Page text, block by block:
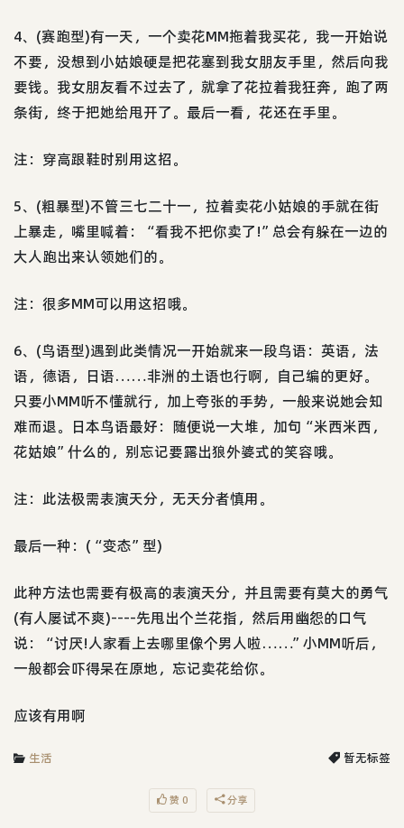
4、(赛跑型)有一天，一个卖花MM拖着我买花，我一开始说
不要，没想到小姑娘硬是把花塞到我女朋友手里，然后向我
要钱。我女朋友看不过去了，就拿了花拉着我狂奔，跑了两
条街，终于把她给甩开了。最后一看，花还在手里。
注：穿高跟鞋时别用这招。
5、(粗暴型)不管三七二十一，拉着卖花小姑娘的手就在街
上暴走，嘴里喊着：“看我不把你卖了!”总会有躲在一边的
大人跑出来认领她们的。
注：很多MM可以用这招哦。
6、(鸟语型)遇到此类情况一开始就来一段鸟语：英语，法
语，德语，日语……非洲的土语也行啊，自己编的更好。
只要小MM听不懂就行，加上夸张的手势，一般来说她会知
难而退。日本鸟语最好：随便说一大堆，加句“米西米西，
花姑娘”什么的，别忘记要露出狼外婆式的笑容哦。
注：此法极需表演天分，无天分者慎用。
最后一种：(“变态”型)
此种方法也需要有极高的表演天分，并且需要有莫大的勇气
(有人屡试不爽)----先甩出个兰花指，然后用幽怨的口气
说：“讨厌!人家看上去哪里像个男人啦……”小MM听后，
一般都会吓得呆在原地，忘记卖花给你。
应该有用啊
生活 暂无标签
赞 0 分享